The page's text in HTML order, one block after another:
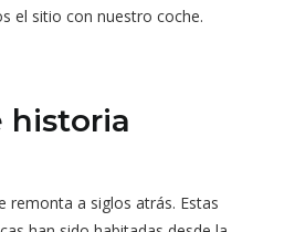
el sitio con nuestro coche.
historia
remonta a siglos atrás. Estas